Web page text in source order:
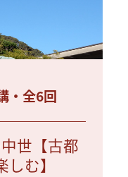
・全6回
世【古都
む】